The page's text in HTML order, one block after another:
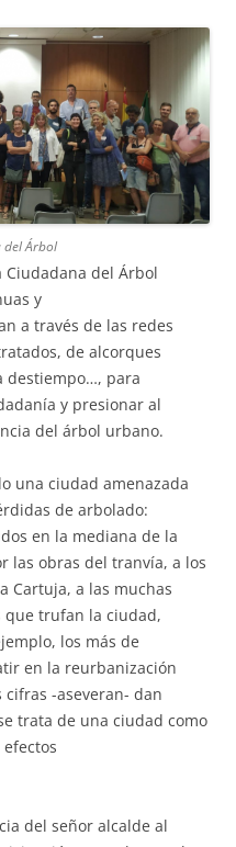
del Árbol
Ciudadana del Árbol
y
a través de las redes
de alcorques
destiempo…, para
y presionar al
del árbol urbano.
una ciudad amenazada
de arbolado:
en la mediana de la
las obras del tranvía, a los
Cartuja, a las muchas
que trufan la ciudad,
los más de
en la reurbanización
cifras -aseveran- dan
trata de una ciudad como
del señor alcalde al